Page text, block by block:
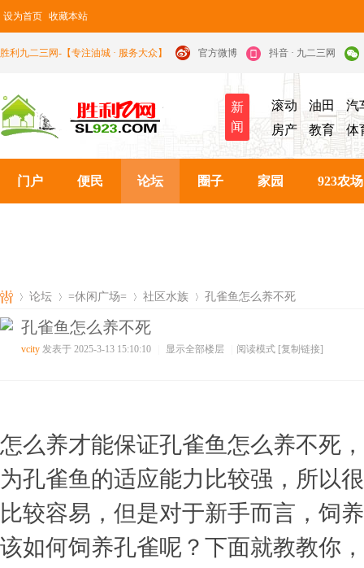
设为首页 收藏本站
胜利九二三网-【专注油城 · 服务大众】 官方微博 抖音 · 九二三网
新
闻
滚动 油田
汽
房产
教育 体
门户 便民 论坛 圈子 家园 923农场
论坛 =休闲广场= 社区水族 孔雀鱼怎么养不死
孔雀鱼怎么养不死
vcity 发表于 2025-3-13 15:10:10 显示全部楼层 阅读模式 [复制链接]
怎么养才能保证孔雀鱼怎么养不死
为孔雀鱼的适应能力比较强，所以
比较容易，但是对于新手而言，饲
该如何饲养孔雀呢？下面就教教你